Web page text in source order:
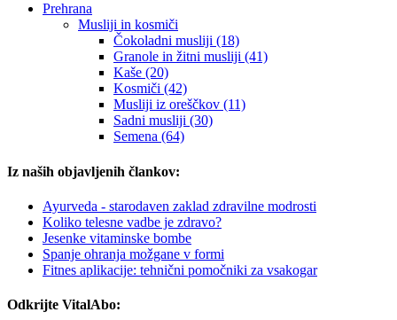
Prehrana
Musliji in kosmiči
Čokoladni musliji (18)
Granole in žitni musliji (41)
Kaše (20)
Kosmiči (42)
Musliji iz oreščkov (11)
Sadni musliji (30)
Semena (64)
Iz naših objavljenih člankov:
Ayurveda - starodaven zaklad zdravilne modrosti
Koliko telesne vadbe je zdravo?
Jesenke vitaminske bombe
Spanje ohranja možgane v formi
Fitnes aplikacije: tehnični pomočniki za vsakogar
Odkrijte VitalAbo: